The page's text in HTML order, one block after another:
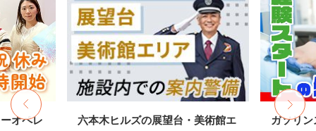
オペレ
六本木ヒルズの展望台・美術館エ
ガソリ